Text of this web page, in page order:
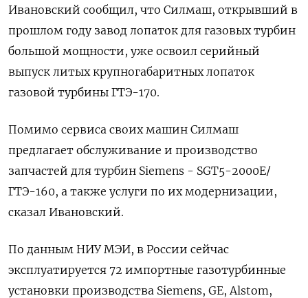
Ивановский сообщил, что Силмаш, открывший в
прошлом году завод лопаток для газовых турбин
большой мощности, уже освоил серийный
выпуск литых крупногабаритных лопаток
газовой турбины ГТЭ-170.
Помимо сервиса своих машин Силмаш
предлагает обслуживание и производство
запчастей для турбин Siemens - SGT5-2000E/
ГТЭ-160, а также услуги по их модернизации,
сказал Ивановский.
По данным НИУ МЭИ, в России сейчас
эксплуатируется 72 импортные газотурбинные
установки производства Siemens, GE, Alstom,